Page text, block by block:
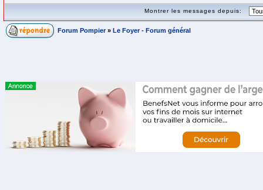
Montrer les messages depuis:
Forum Pompier » Le Foyer - Forum général